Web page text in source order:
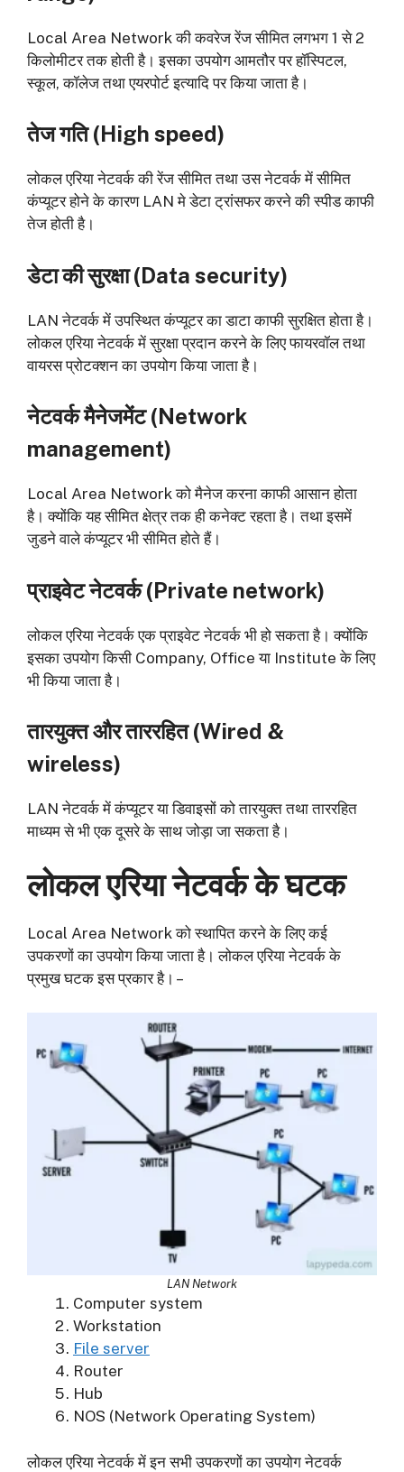
Local Area Network की कवरेज रेंज सीमित लगभग 1 से 2
किलोमीटर तक होती है। इसका उपयोग आमतौर पर हॉस्पिटल,
स्कूल, कॉलेज तथा एयरपोर्ट इत्यादि पर किया जाता है।
तेज गति (High speed)
लोकल एरिया नेटवर्क की रेंज सीमित तथा उस नेटवर्क में सीमित
कंप्यूटर होने के कारण LAN मे डेटा ट्रांसफर करने की स्पीड काफी
तेज होती है।
डेटा की सुरक्षा (Data security)
LAN नेटवर्क में उपस्थित कंप्यूटर का डाटा काफी सुरक्षित होता है।
लोकल एरिया नेटवर्क में सुरक्षा प्रदान करने के लिए फायरवॉल तथा
वायरस प्रोटक्शन का उपयोग किया जाता है।
नेटवर्क मैनेजमेंट (Network
management)
Local Area Network को मैनेज करना काफी आसान होता
है। क्योंकि यह सीमित क्षेत्र तक ही कनेक्ट रहता है। तथा इसमें
जुडने वाले कंप्यूटर भी सीमित होते हैं।
प्राइवेट नेटवर्क (Private network)
लोकल एरिया नेटवर्क एक प्राइवेट नेटवर्क भी हो सकता है। क्योंकि
इसका उपयोग किसी Company, Office या Institute के लिए
भी किया जाता है।
तारयुक्त और ताररहित (Wired &
wireless)
LAN नेटवर्क में कंप्यूटर या डिवाइसों को तारयुक्त तथा ताररहित
माध्यम से भी एक दूसरे के साथ जोड़ा जा सकता है।
लोकल एरिया नेटवर्क के घटक
Local Area Network को स्थापित करने के लिए कई
उपकरणों का उपयोग किया जाता है। लोकल एरिया नेटवर्क के
प्रमुख घटक इस प्रकार है। –
LAN Network
Computer system
Workstation
File server
Router
Hub
NOS (Network Operating System)
लोकल एरिया नेटवर्क में इन सभी उपकरणों का उपयोग नेटवर्क